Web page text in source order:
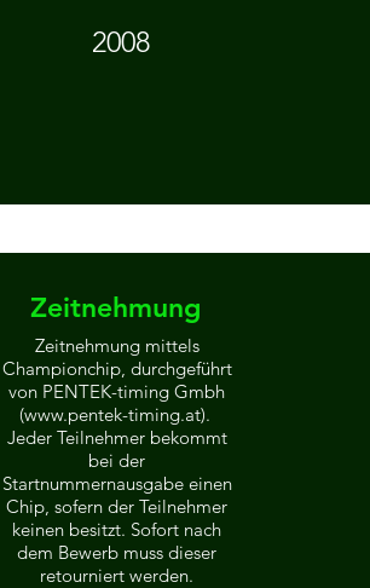
2008
Zeitnehmung
Zeitnehmung mittels
Championchip, durchgeführt
von PENTEK-timing Gmbh
(www.pentek-timing.at).
Jeder Teilnehmer bekommt
bei der
Startnummernausgabe einen
Chip, sofern der Teilnehmer
keinen besitzt. Sofort nach
dem Bewerb muss dieser
retourniert werden.